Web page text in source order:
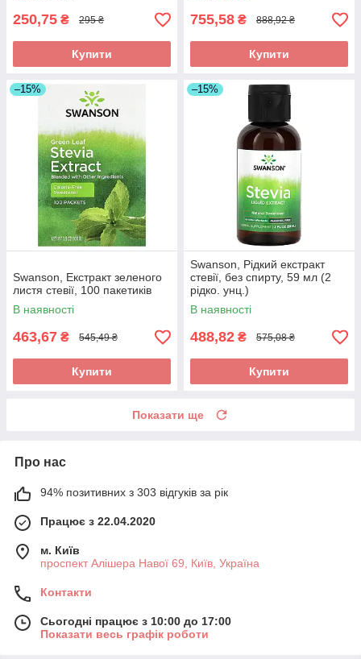
250,75 ₴ 295 ₴
Купити
755,58 ₴ 888,92 ₴
Купити
–15%
Swanson, Екстракт зеленого
листя стевії, 100 пакетиків
В наявності
463,67 ₴ 545,49 ₴
Купити
–15%
Swanson, Рідкий екстракт
стевії, без спирту, 59 мл (2
рідко. унц.)
В наявності
488,82 ₴ 575,08 ₴
Купити
Показати ще
Про нас
94% позитивних з 303 відгуків за рік
Працює з 22.04.2020
м. Київ
проспект Алішера Навої 69, Київ, Україна
Контакти
Сьогодні працює з 10:00 до 17:00
Показати весь графік роботи